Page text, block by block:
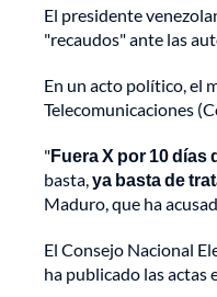
El presidente
"recaudos" ante las
En un acto político, el
Telecomunicaciones
"Fuera X por 10 días
basta,ya basta de
Maduro, que ha
El Consejo Nacional
ha publicado las actas